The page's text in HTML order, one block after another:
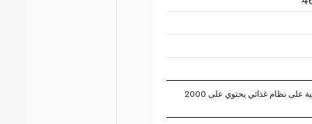
تستند النسبة المئوية للقيم اليومية على نظام غذائي يحتوي على 2000